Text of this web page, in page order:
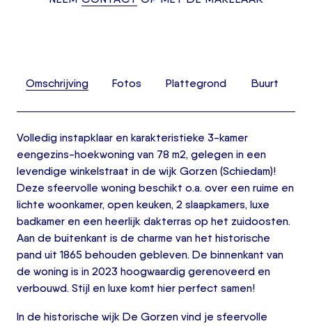
Omschrijving Fotos Plattegrond Buurt
Volledig instapklaar en karakteristieke 3-kamer
eengezins-hoekwoning van 78 m2, gelegen in een
levendige winkelstraat in de wijk Gorzen (Schiedam)!
Deze sfeervolle woning beschikt o.a. over een ruime en
lichte woonkamer, open keuken, 2 slaapkamers, luxe
badkamer en een heerlijk dakterras op het zuidoosten.
Aan de buitenkant is de charme van het historische
pand uit 1865 behouden gebleven. De binnenkant van
de woning is in 2023 hoogwaardig gerenoveerd en
verbouwd. Stijl en luxe komt hier perfect samen!
In de historische wijk De Gorzen vind je sfeervolle